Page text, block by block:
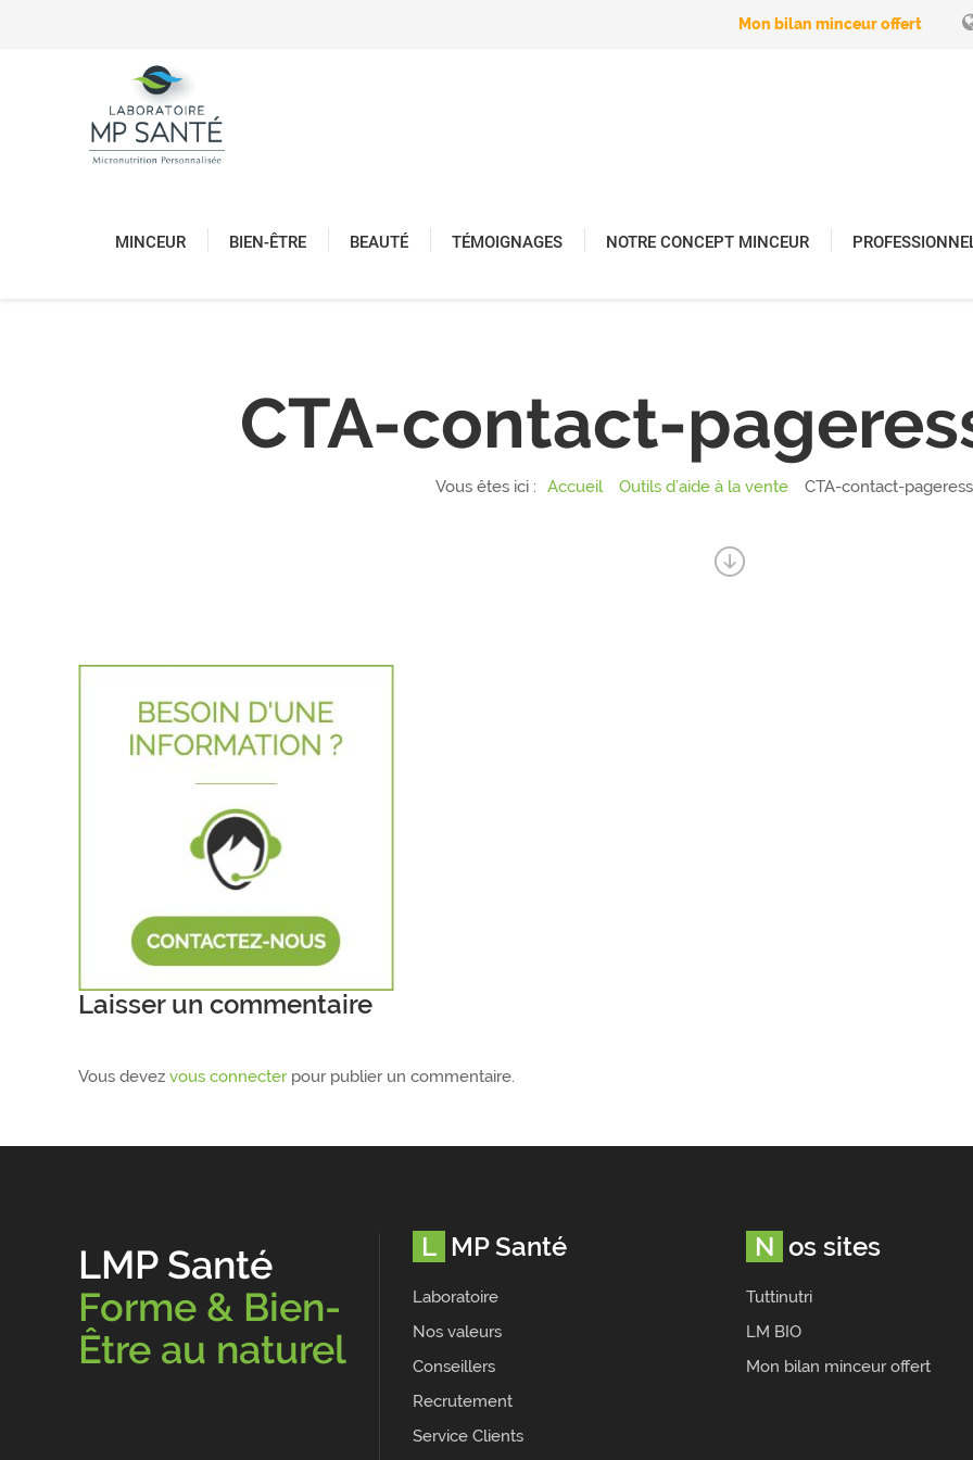
Mon bilan minceur offert
MINCEUR BIEN-ÊTRE BEAUTÉ TÉMOIGNAGES NOTRE CONCEPT MINCEUR
CTA-contact-
Vous êtes ici : Accueil Outils d’aide à la vente CTA-contact-
Laisser un commentaire
Vous devez vous connecterpour publier un commentaire.
LMP Santé
Forme & Bien-
Être au naturel
LMP Santé
Laboratoire
Nos valeurs
Conseillers
Recrutement
Service Clients
Nos sites
Tuttinutri
LM BIO
Mon bilan minceur offert